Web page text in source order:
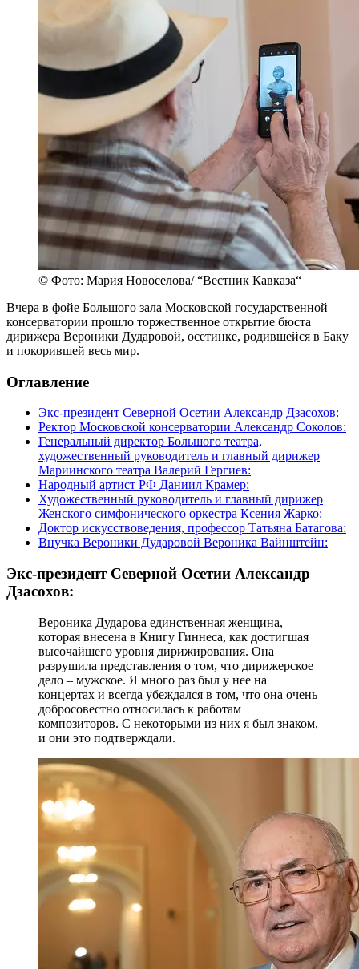
© Фото: Мария Новоселова/ “Вестник Кавказа“
Вчера в фойе Большого зала Московской государственной
консерватории прошло торжественное открытие бюста
дирижера Вероники Дударовой, осетинке, родившейся в Баку
и покорившей весь мир.
Оглавление
Экс-президент Северной Осетии Александр Дзасохов:
Ректор Московской консерватории Александр Соколов:
Генеральный директор Большого театра,
художественный руководитель и главный дирижер
Мариинского театра Валерий Гергиев:
Народный артист РФ Даниил Крамер:
Художественный руководитель и главный дирижер
Женского симфонического оркестра Ксения Жарко:
Доктор искусствоведения, профессор Татьяна Батагова:
Внучка Вероники Дударовой Вероника Вайнштейн:
Экс-президент Северной Осетии Александр
Дзасохов:
Вероника Дударова единственная женщина,
которая внесена в Книгу Гиннеса, как достигшая
высочайшего уровня дирижирования. Она
разрушила представления о том, что дирижерское
дело – мужское. Я много раз был у нее на
концертах и всегда убеждался в том, что она очень
добросовестно относилась к работам
композиторов. С некоторыми из них я был знаком,
и они это подтверждали.